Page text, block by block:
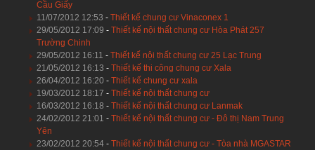
Cầu Giấy
11/07/2012 12:53 - Thiết kế chung cư Vinaconex 1
29/05/2012 17:09 - Thiết kế nội thất chung cư Hòa Phát 257
Trường Chinh
29/05/2012 16:11 - Thiết kế nội thất chung cư 25 Lạc Trung
21/05/2012 16:13 - Thiết kế thi công chung cư Xala
26/04/2012 16:20 - Thiết kế chung cư xala
19/03/2012 18:17 - Thiết kế nội thất chung cư
16/03/2012 16:18 - Thiết kế nội thất chung cư Lanmak
24/02/2012 21:01 - Thiết kế nội thất chung cư - Đô thị Nam Trung
Yên
23/02/2012 20:54- Thiết kế nội thất chung cư - Tòa nhà MGASTAR